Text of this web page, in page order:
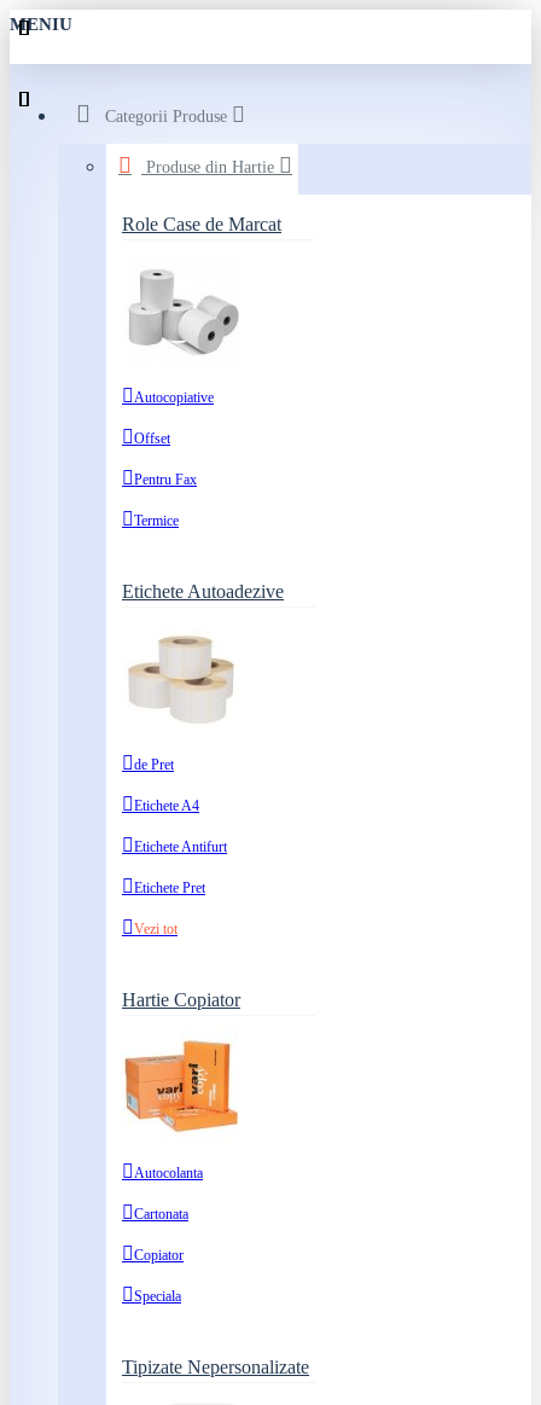
MENIU
Categorii Produse
Produse din Hartie
Role Case de Marcat
Autocopiative
Offset
Pentru Fax
Termice
Etichete Autoadezive
de Pret
Etichete A4
Etichete Antifurt
Etichete Pret
Vezi tot
Hartie Copiator
Autocolanta
Cartonata
Copiator
Speciala
Tipizate Nepersonalizate